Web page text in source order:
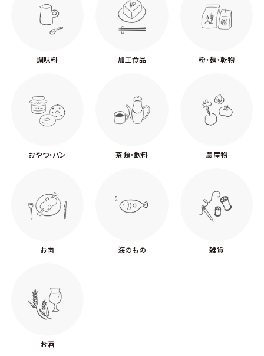
調味料 加工食品 粉・麺・乾物
おやつ・パン 茶類・飲料 農産物
お肉 海のもの 雑貨
お酒